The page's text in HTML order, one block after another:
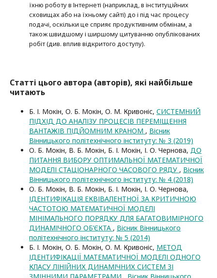
їхню роботу в Інтернеті (наприклад, в інституційних
сховищах або на їхньому сайті) до і під час процесу
подачі, оскільки це сприяє продуктивним обмінам, а
також швидшому і ширшому цитуванню опубліко­ва­них
робіт (див. вплив відкритого доступу).
Статті цього автора (авторів), які найбільше
читають
Б. І. Мокін, О. Б. Мокін, О. М. Кривоніс, CИСТЕМНИЙ
ПІДХІД ДО АНАЛІЗУ ПРОЦЕСІВ ПЕРЕМІЩЕННЯ
ВАНТАЖІВ ПІДЙОМНИМ КРАНОМ , Вісник
Вінницького політехнічного інституту: № 3 (2019)
О. Б. Мокін, В. Б. Мокін, Б. І. Мокін, І. О. Чернова, ДО
ПИТАННЯ ВИБОРУ ОПТИМАЛЬНОЇ МАТЕМАТИЧНОЇ
МОДЕЛІ СТАЦІОНАРНОГО ЧАСОВОГО РЯДУ , Вісник
Вінницького політехнічного інституту: № 4 (2018)
О. Б. Мокін, В. Б. Мокін, Б. І. Мокін, І. О. Чернова,
ІДЕНТИФІКАЦІЯ ЕКВІВАЛЕНТНОЇ ЗА КРИТИЧНОЮ
ЧАСТОТОЮ МАТЕМАТИЧНОЇ МОДЕЛІ
МІНІМАЛЬНОГО ПОРЯДКУ ДЛЯ БАГАТОВИМІРНОГО
ДИНАМІЧНОГО ОБ’ЄКТА , Вісник Вінницького
політехнічного інституту: № 5 (2014)
Б. І. Мокін, О. Б. Мокін, О. М. Кривоніс, МЕТОД
ІДЕНТИФІКАЦІЇ МАТЕМАТИЧНОЇ МОДЕЛІ ОДНОГО
КЛАСУ ЛІНІЙНИХ ДИНАМІЧНИХ СИСТЕМ ЗІ